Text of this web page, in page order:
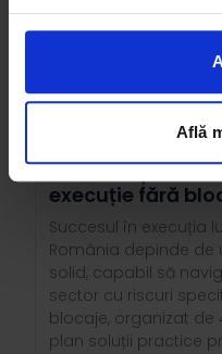
Află
Managementul
construcții:
execuție fără
Succesul în execuția
România depinde
solid, capabil să
sector cu riscuri
blocaje, organizat de
plan soluții practice